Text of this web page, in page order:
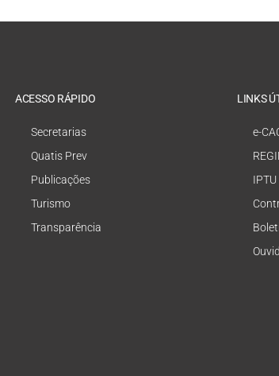
ACESSO RÁPIDO
Secretarias
Quatis Prev
Publicações
Turismo
Transparência
LINKS
e-
IPTU